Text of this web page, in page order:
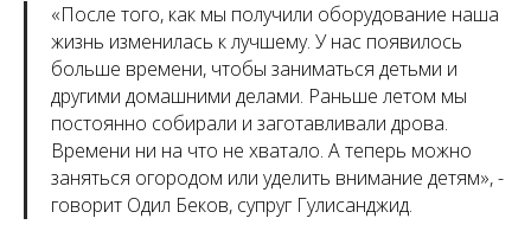
«После того, как мы получили оборудование наша
жизнь изменилась к лучшему. У нас появилось
больше времени, чтобы заниматься детьми и
другими домашними делами. Раньше летом мы
постоянно собирали и заготавливали дрова.
Времени ни на что не хватало. А теперь можно
заняться огородом или уделить внимание детям», -
говорит Одил Беков, супруг Гулисанджид.